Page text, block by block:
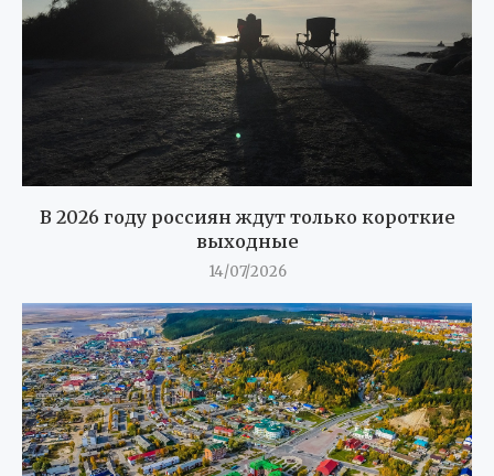
В 2026 году россиян ждут только короткие
выходные
14/07/2026